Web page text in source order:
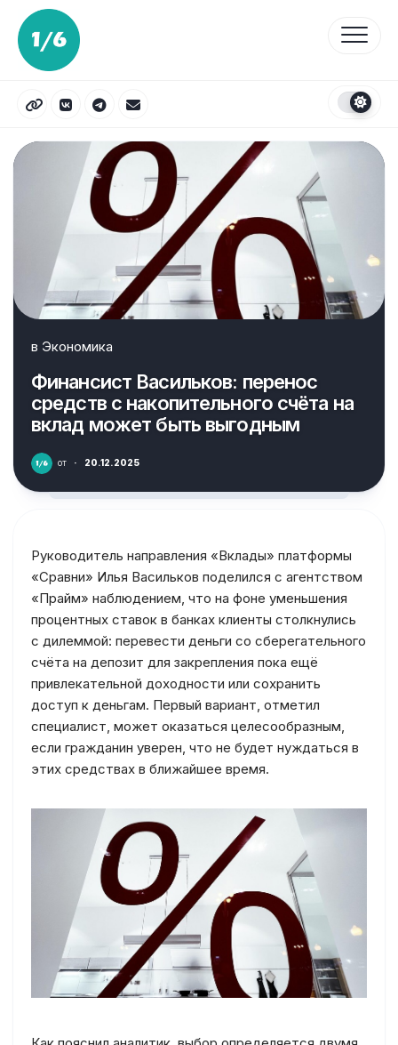
Перейти
содержанию
в Экономика
Финансист Васильков: перенос
средств с накопительного счёта на
вклад может быть выгодным
от · 20.12.2025
Руководитель направления «Вклады» платформы
«Сравни» Илья Васильков поделился с агентством
«Прайм» наблюдением, что на фоне уменьшения
процентных ставок в банках клиенты столкнулись
с дилеммой: перевести деньги со сберегательного
счёта на депозит для закрепления пока ещё
привлекательной доходности или сохранить
доступ к деньгам. Первый вариант, отметил
специалист, может оказаться целесообразным,
если гражданин уверен, что не будет нуждаться в
этих средствах в ближайшее время.